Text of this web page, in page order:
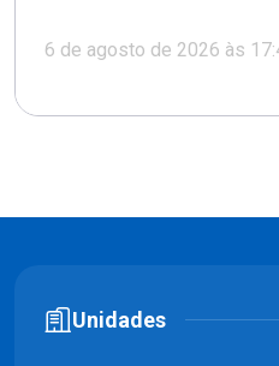
6 de agosto de 2026 às
Unidades